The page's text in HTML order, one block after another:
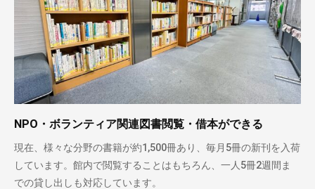
NPO・ボランティア関連図書閲覧・借本ができる
現在、様々な分野の書籍が約1,500冊あり、毎月5冊の新刊を入荷
しています。館内で閲覧することはもちろん、一人5冊2週間ま
での貸し出しも対応しています。